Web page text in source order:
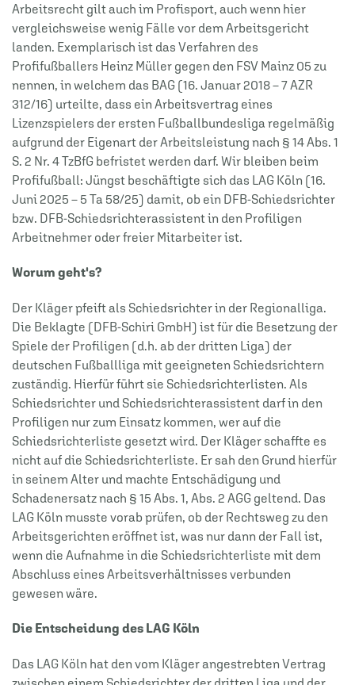
Arbeitsrecht gilt auch im Profisport, auch wenn hier
vergleichsweise wenig Fälle vor dem Arbeitsgericht
landen. Exemplarisch ist das Verfahren des
Profifußballers Heinz Müller gegen den FSV Mainz 05 zu
nennen, in welchem das BAG (16. Januar 2018 – 7 AZR
312/16) urteilte, dass ein Arbeitsvertrag eines
Lizenzspielers der ersten Fußballbundesliga regelmäßig
aufgrund der Eigenart der Arbeitsleistung nach § 14 Abs. 1
S. 2 Nr. 4 TzBfG befristet werden darf. Wir bleiben beim
Profifußball: Jüngst beschäftigte sich das LAG Köln (16.
Juni 2025 – 5 Ta 58/25) damit, ob ein DFB-Schiedsrichter
bzw. DFB-Schiedsrichterassistent in den Profiligen
Arbeitnehmer oder freier Mitarbeiter ist.
Worum geht's?
Der Kläger pfeift als Schiedsrichter in der Regionalliga.
Die Beklagte (DFB-Schiri GmbH) ist für die Besetzung der
Spiele der Profiligen (d.h. ab der dritten Liga) der
deutschen Fußballliga mit geeigneten Schiedsrichtern
zuständig. Hierfür führt sie Schiedsrichterlisten. Als
Schiedsrichter und Schiedsrichterassistent darf in den
Profiligen nur zum Einsatz kommen, wer auf die
Schiedsrichterliste gesetzt wird. Der Kläger schaffte es
nicht auf die Schiedsrichterliste. Er sah den Grund hierfür
in seinem Alter und machte Entschädigung und
Schadenersatz nach § 15 Abs. 1, Abs. 2 AGG geltend. Das
LAG Köln musste vorab prüfen, ob der Rechtsweg zu den
Arbeitsgerichten eröffnet ist, was nur dann der Fall ist,
wenn die Aufnahme in die Schiedsrichterliste mit dem
Abschluss eines Arbeitsverhältnisses verbunden
gewesen wäre.
Die Entscheidung des LAG Köln
Das LAG Köln hat den vom Kläger angestrebten Vertrag